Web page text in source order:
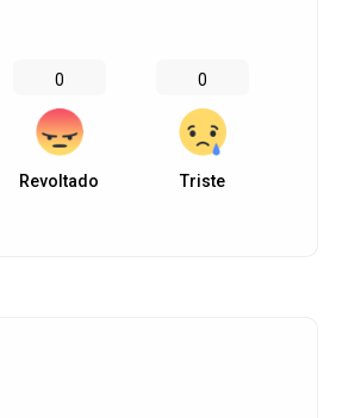
0
Revoltado
0
Triste